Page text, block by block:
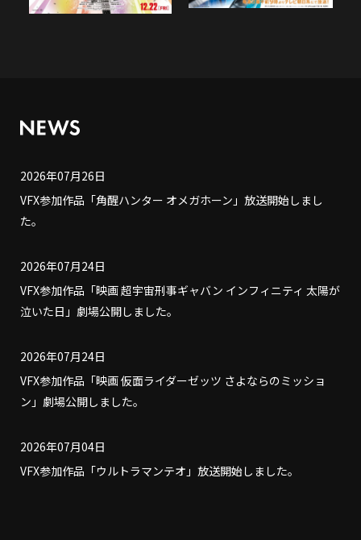
2026年07月26日
VFX参加作品「角醒ハンター オメガホーン」放送開始しまし
た。
2026年07月24日
VFX参加作品「映画 超宇宙刑事ギャバン インフィニティ 太陽が
泣いた日」劇場公開しました。
2026年07月24日
VFX参加作品「映画 仮面ライダーゼッツ さよならのミッショ
ン」劇場公開しました。
2026年07月04日
VFX参加作品「ウルトラマンテオ」放送開始しました。